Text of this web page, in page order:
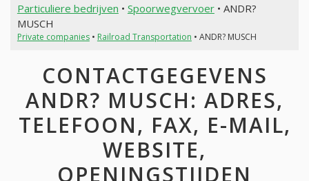
Particuliere bedrijven • Spoorwegvervoer• ANDR?
MUSCH
Private companies• Railroad Transportation • ANDR? MUSCH
CONTACTGEGEVENS
ANDR? MUSCH: ADRES,
TELEFOON, FAX, E-MAIL,
WEBSITE,
OPENINGSTIJDEN